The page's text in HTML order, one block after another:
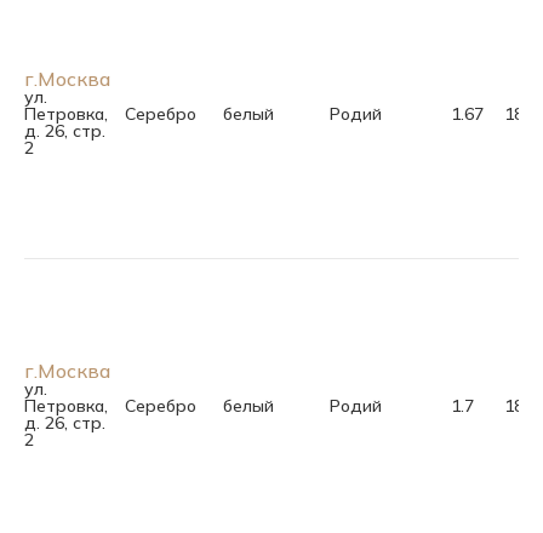
г.Москва
ул.
Петровка,
д. 26, стр.
2
Серебро белый Родий 1.67 18.0
г.Москва
ул.
Петровка,
д. 26, стр.
2
Серебро белый Родий 1.7 18.5